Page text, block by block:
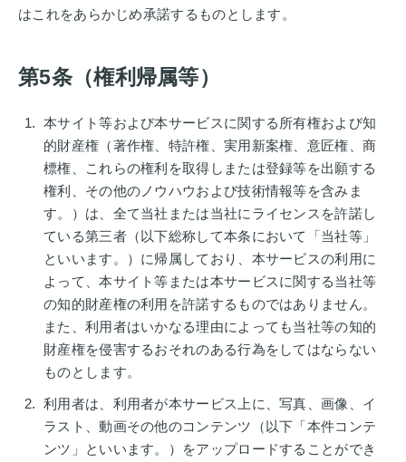
はこれをあらかじめ承諾するものとします。
第5条（権利帰属等）
本サイト等および本サービスに関する所有権および知
的財産権（著作権、特許権、実用新案権、意匠権、商
標権、これらの権利を取得しまたは登録等を出願する
権利、その他のノウハウおよび技術情報等を含みま
す。）は、全て当社または当社にライセンスを許諾し
ている第三者（以下総称して本条において「当社等」
といいます。）に帰属しており、本サービスの利用に
よって、本サイト等または本サービスに関する当社等
の知的財産権の利用を許諾するものではありません。
また、利用者はいかなる理由によっても当社等の知的
財産権を侵害するおそれのある行為をしてはならない
ものとします。
利用者は、利用者が本サービス上に、写真、画像、イ
ラスト、動画その他のコンテンツ（以下「本件コンテ
ンツ」といいます。）をアップロードすることができ